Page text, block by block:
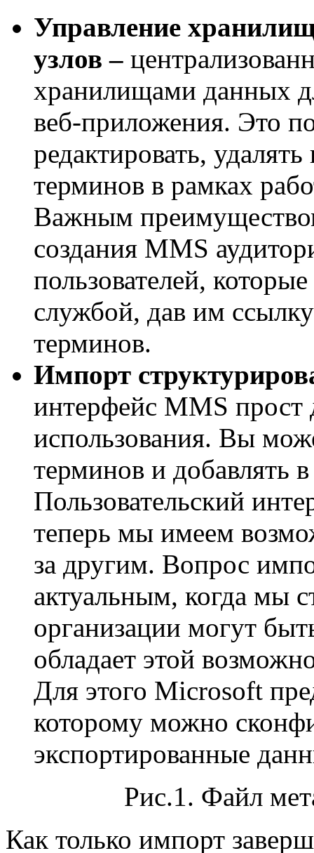
Управление
узлов –
хранилищами данных
веб-приложения. Это
редактировать,
терминов в рамках
Важным
создания MMS
пользователей,
службой, дав им
терминов.
Импорт
интерфейс MMS
использования. Вы
терминов и
Пользовательский
теперь мы имеем
за другим. Вопрос
актуальным, когда мы
организации могут
обладает этой
Для этого Microsoft
которому можно
экспортированные
Рис.1. Файл
Как только импорт